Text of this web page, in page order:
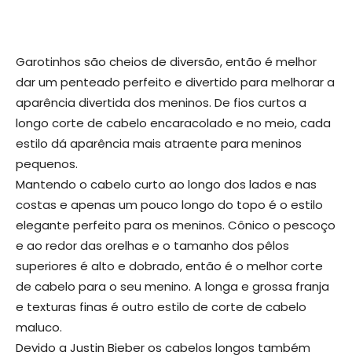
Garotinhos são cheios de diversão, então é melhor
dar um penteado perfeito e divertido para melhorar a
aparência divertida dos meninos. De fios curtos a
longo corte de cabelo encaracolado e no meio, cada
estilo dá aparência mais atraente para meninos
pequenos.
Mantendo o cabelo curto ao longo dos lados e nas
costas e apenas um pouco longo do topo é o estilo
elegante perfeito para os meninos. Cônico o pescoço
e ao redor das orelhas e o tamanho dos pêlos
superiores é alto e dobrado, então é o melhor corte
de cabelo para o seu menino. A longa e grossa franja
e texturas finas é outro estilo de corte de cabelo
maluco.
Devido a Justin Bieber os cabelos longos também